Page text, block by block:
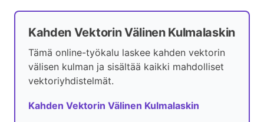
Kahden Vektorin Välinen Kulmalaskin
Tämä online-työkalu laskee kahden vektorin
välisen kulman ja sisältää kaikki mahdolliset
vektoriyhdistelmät.
Kahden Vektorin Välinen Kulmalaskin